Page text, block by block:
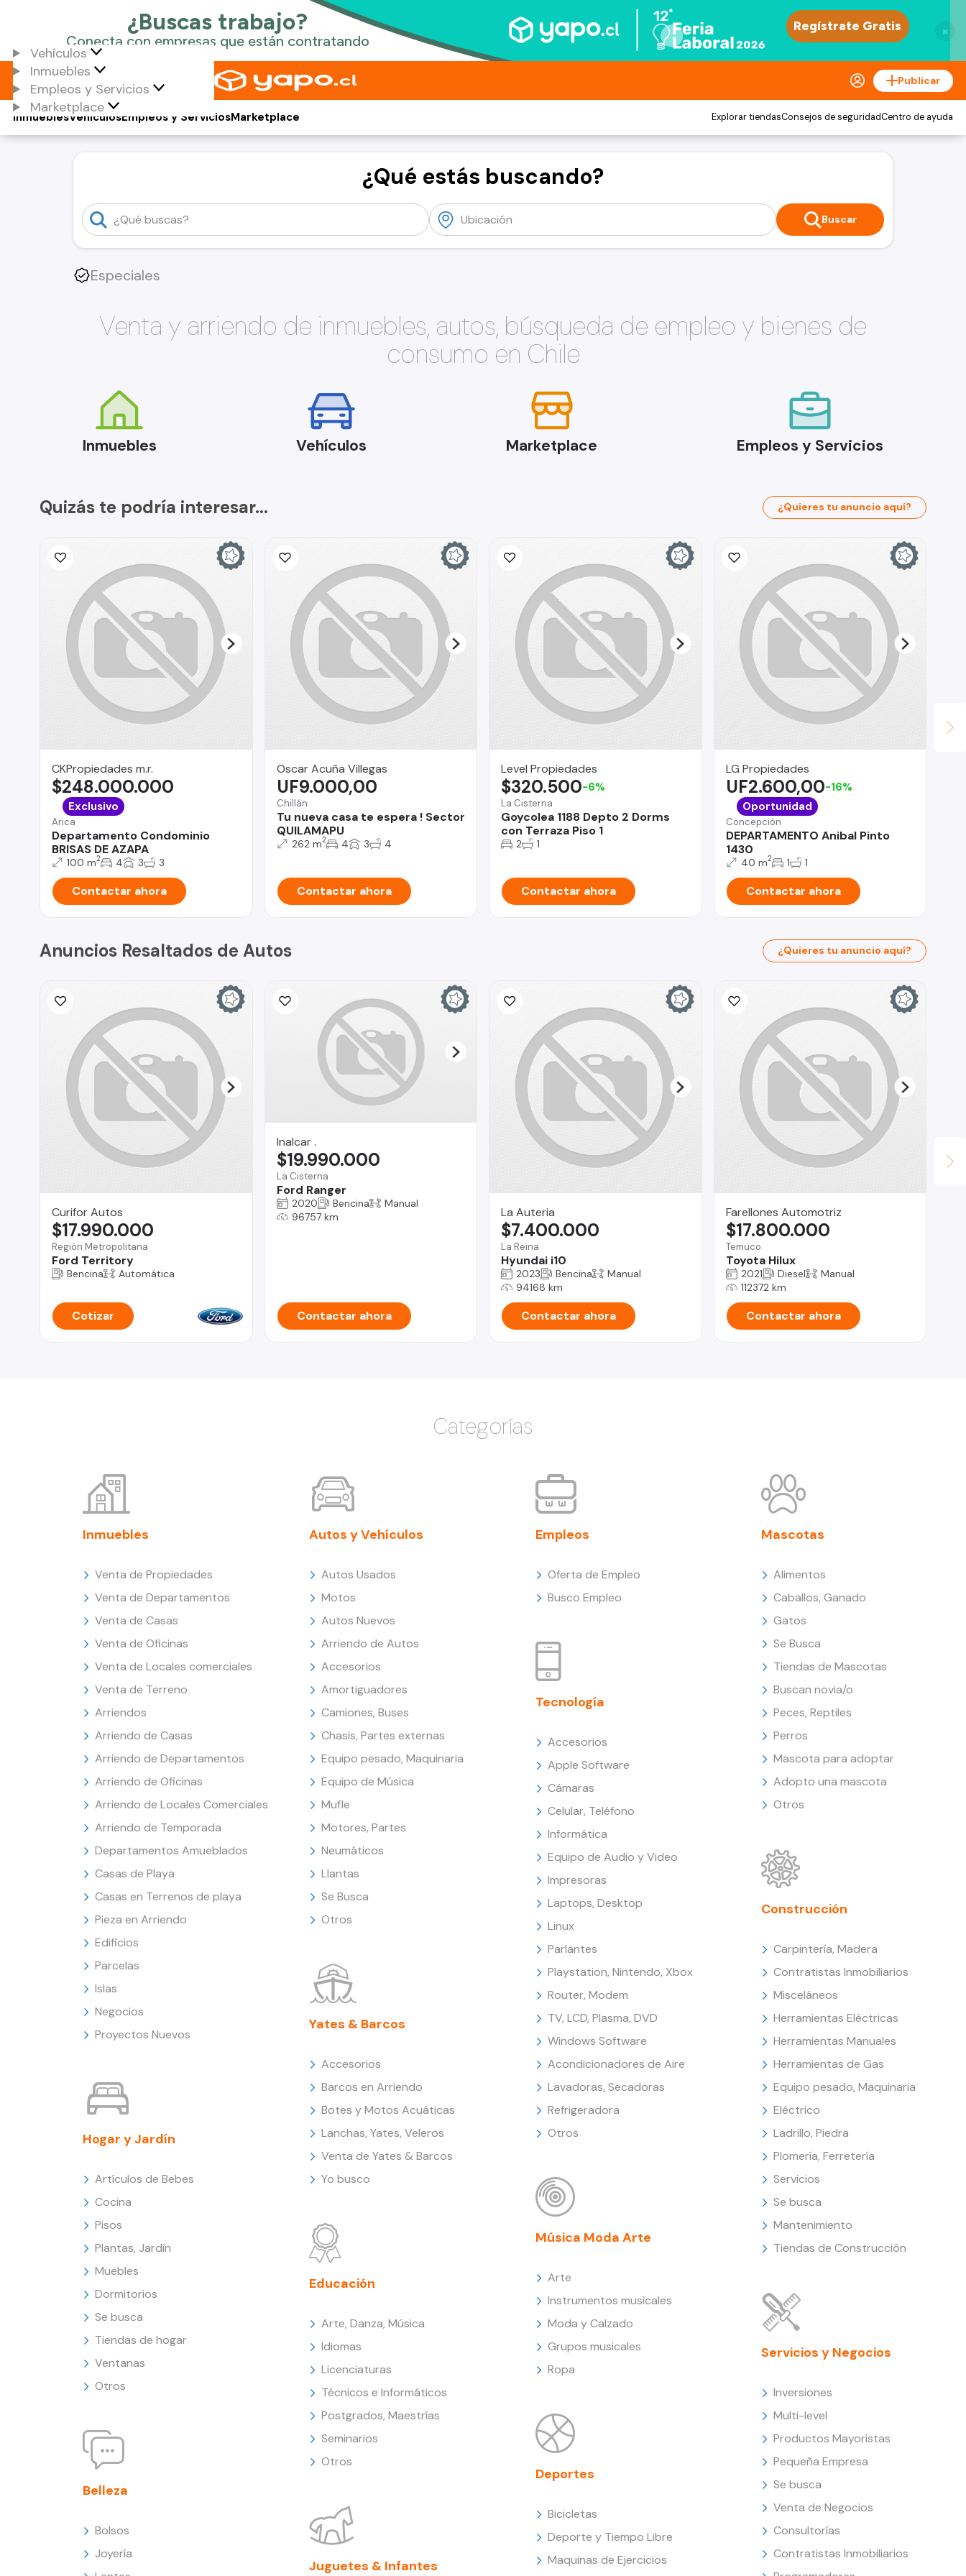
×
Vehículos
Inmuebles
Empleos y Servicios
Marketplace
Publicar
Vehículos
Inmuebles Empleos y ServiciosMarketplace Explorar tiendasConsejos de seguridadCentro de ayuda
¿Qué estás buscando?
Buscar
Especiales
Venta y arriendo de inmuebles, autos, búsqueda de empleo y bienes de
consumo en Chile
Inmuebles Vehículos Marketplace Empleos y Servicios
Quizás te podría interesar... ¿Quieres tu anuncio aquí?
CKPropiedades m.r.
Arica
Departamento Condominio
BRISAS DE AZAPA
$248.000.000
Exclusivo
100 m2 4 3 3
Contactar ahora
Oscar Acuña Villegas
Chillán
Tu nueva casa te espera ! Sector
QUILAMAPU
UF9.000,00
262 m2 4 3 4
Contactar ahora
Level Propiedades
La Cisterna
Goycolea 1188 Depto 2 Dorms
con Terraza Piso 1
$320.500-6%
2 1
Contactar ahora
LG Propiedades
Concepción
DEPARTAMENTO Anibal Pinto
1430
UF2.600,00-16%
Oportunidad
40 m2 1 1
Contactar ahora
Anuncios Resaltados de Autos ¿Quieres tu anuncio aquí?
Curifor Autos
Región Metropolitana
Ford Territory
$17.990.000
Bencina Automática
Cotizar
Inalcar .
La Cisterna
Ford Ranger
$19.990.000
2020 Bencina
Manual
96757 km
Contactar ahora
La Auteria
La Reina
Hyundai i10
$7.400.000
2023 Bencina
Manual
94168 km
Contactar ahora
Farellones Automotriz
Temuco
Toyota Hilux
$17.800.000
2021 Diesel
Manual
112372 km
Contactar ahora
Categorías
Inmuebles
Venta de Propiedades
Venta de Departamentos
Venta de Casas
Venta de Oficinas
Venta de Locales comerciales
Venta de Terreno
Arriendos
Arriendo de Casas
Arriendo de Departamentos
Arriendo de Oficinas
Arriendo de Locales Comerciales
Arriendo de Temporada
Departamentos Amueblados
Casas de Playa
Casas en Terrenos de playa
Pieza en Arriendo
Edificios
Parcelas
Islas
Negocios
Proyectos Nuevos
Hogar y Jardín
Artículos de Bebes
Cocina
Pisos
Plantas, Jardín
Muebles
Dormitorios
Se busca
Tiendas de hogar
Ventanas
Otros
Belleza
Bolsos
Joyería
Autos y Vehículos
Autos Usados
Motos
Autos Nuevos
Arriendo de Autos
Accesorios
Amortiguadores
Camiones, Buses
Chasis, Partes externas
Equipo pesado, Maquinaria
Equipo de Música
Mufle
Motores, Partes
Neumáticos
Llantas
Se Busca
Otros
Yates & Barcos
Accesorios
Barcos en Arriendo
Botes y Motos Acuáticas
Lanchas, Yates, Veleros
Venta de Yates & Barcos
Yo busco
Educación
Arte, Danza, Música
Idiomas
Licenciaturas
Técnicos e Informáticos
Postgrados, Maestrías
Seminarios
Otros
Juguetes & Infantes
Empleos
Oferta de Empleo
Busco Empleo
Tecnología
Accesorios
Apple Software
Cámaras
Celular, Teléfono
Informática
Equipo de Audio y Video
Impresoras
Laptops, Desktop
Linux
Parlantes
Playstation, Nintendo, Xbox
Router, Modem
TV, LCD, Plasma, DVD
Windows Software
Acondicionadores de Aire
Lavadoras, Secadoras
Refrigeradora
Otros
Música Moda Arte
Arte
Instrumentos musicales
Moda y Calzado
Grupos musicales
Ropa
Deportes
Bicicletas
Deporte y Tiempo Libre
Maquinas de Ejercicios
Mascotas
Alimentos
Caballos, Ganado
Gatos
Se Busca
Tiendas de Mascotas
Buscan novia/o
Peces, Reptiles
Perros
Mascota para adoptar
Adopto una mascota
Otros
Construcción
Carpintería, Madera
Contratistas Inmobiliarios
Misceláneos
Herramientas Eléctricas
Herramientas Manuales
Herramientas de Gas
Equipo pesado, Maquinaria
Eléctrico
Ladrillo, Piedra
Plomería, Ferretería
Servicios
Se busca
Mantenimiento
Tiendas de Construcción
Servicios y Negocios
Inversiones
Multi-level
Productos Mayoristas
Pequeña Empresa
Se busca
Venta de Negocios
Consultorías
Contratistas Inmobiliarios